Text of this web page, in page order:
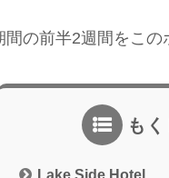
の前半2週間をこの
もく
Lake Side Hotel